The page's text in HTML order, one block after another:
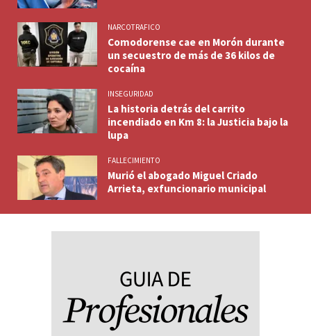
NARCOTRAFICO
Comodorense cae en Morón durante
un secuestro de más de 36 kilos de
cocaína
INSEGURIDAD
La historia detrás del carrito
incendiado en Km 8: la Justicia bajo la
lupa
FALLECIMIENTO
Murió el abogado Miguel Criado
Arrieta, exfuncionario municipal